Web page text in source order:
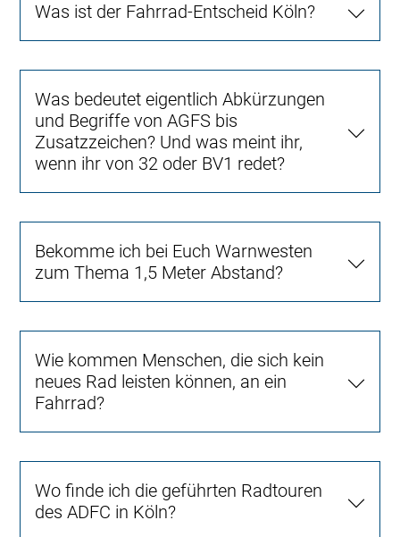
Was ist der Fahrrad-Entscheid Köln?
Was bedeutet eigentlich Abkürzungen
und Begriffe von AGFS bis
Zusatzzeichen? Und was meint ihr,
wenn ihr von 32 oder BV1 redet?
Bekomme ich bei Euch Warnwesten
zum Thema 1,5 Meter Abstand?
Wie kommen Menschen, die sich kein
neues Rad leisten können, an ein
Fahrrad?
Wo finde ich die geführten Radtouren
des ADFC in Köln?